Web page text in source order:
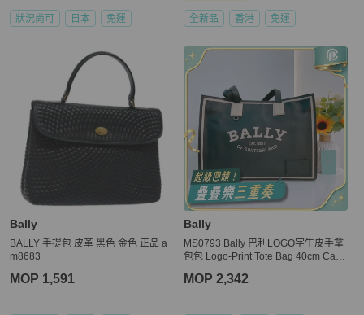
狀況尚可 日本 免運 全新品 香港 免運
Bally
BALLY 手提包 皮革 黑色 金色 正品 a
m8683
MOP 1,591
Bally
MS0793 Bally 巴利LOGO字牛皮手拿
包包 Logo-Print Tote Bag 40cm Calfs
MOP 2,342